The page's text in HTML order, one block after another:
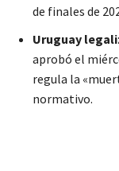
de finales de
Uruguay
aprobó el
regula la
normativo.